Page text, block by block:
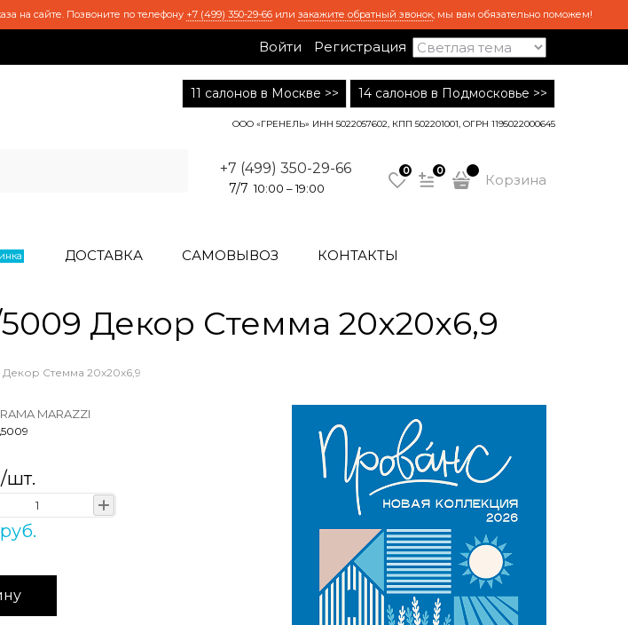
на сайте. Позвоните по телефону +7 (499) 350-29-66 или закажите обратный звонок, мы вам обязательно поможем!
Войти Регистрация
11 салонов в Москве >> 14 салонов в Подмосковье >>
ООО «ГРЕНЕЛЬ» ИНН 5022057602, КПП 502201001, ОГРН 1195022000645
+7 (499) 350-29-66
7/7 10:00 – 19:00
0 0
Корзина
ДОСТАВКА САМОВЫВОЗ КОНТАКТЫ
Декор Стемма 20x20x6,9
Декор Стемма 20x20x6,9
MARAZZI
шт.